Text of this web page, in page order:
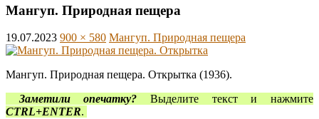
Мангуп. Природная пещера
19.07.2023 900 × 580 Мангуп. Природная пещера
Мангуп. Природная пещера. Открытка (1936).
Заметили опечатку? Выделите текст и нажмите
CTRL+ENTER.